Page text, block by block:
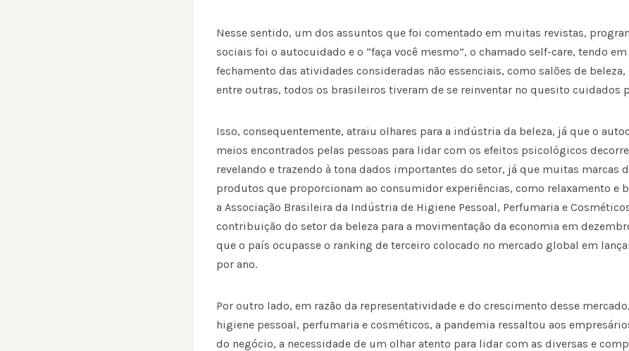
Nesse sentido, um dos assuntos que foi comentado em muitas revistas,
sociais foi o autocuidado e o “faça você mesmo”, o chamado self-care, tendo
fechamento das atividades consideradas não essenciais, como salões de
entre outras, todos os brasileiros tiveram de se reinventar no quesito cuidados
Isso, consequentemente, atraiu olhares para a indústria da beleza, já que o
meios encontrados pelas pessoas para lidar com os efeitos psicológicos
revelando e trazendo à tona dados importantes do setor, já que muitas marcas
produtos que proporcionam ao consumidor experiências, como relaxamento e
a Associação Brasileira da Indústria de Higiene Pessoal, Perfumaria e Cosméticos
contribuição do setor da beleza para a movimentação da economia em
que o país ocupasse o ranking de terceiro colocado no mercado global em
por ano.
Por outro lado, em razão da representatividade e do crescimento desse
higiene pessoal, perfumaria e cosméticos, a pandemia ressaltou aos
do negócio, a necessidade de um olhar atento para lidar com as diversas e